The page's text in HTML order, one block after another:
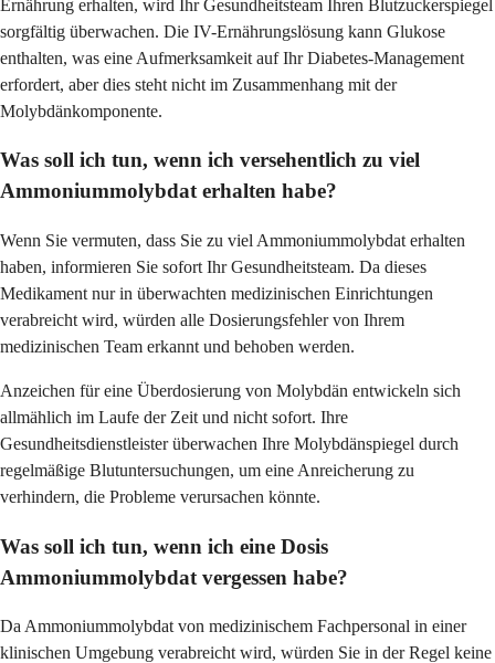
Ernährung erhalten, wird Ihr Gesundheitsteam Ihren Blutzuckerspiegel
sorgfältig überwachen. Die IV-Ernährungslösung kann Glukose
enthalten, was eine Aufmerksamkeit auf Ihr Diabetes-Management
erfordert, aber dies steht nicht im Zusammenhang mit der
Molybdänkomponente.
Was soll ich tun, wenn ich versehentlich zu viel
Ammoniummolybdat erhalten habe?
Wenn Sie vermuten, dass Sie zu viel Ammoniummolybdat erhalten
haben, informieren Sie sofort Ihr Gesundheitsteam. Da dieses
Medikament nur in überwachten medizinischen Einrichtungen
verabreicht wird, würden alle Dosierungsfehler von Ihrem
medizinischen Team erkannt und behoben werden.
Anzeichen für eine Überdosierung von Molybdän entwickeln sich
allmählich im Laufe der Zeit und nicht sofort. Ihre
Gesundheitsdienstleister überwachen Ihre Molybdänspiegel durch
regelmäßige Blutuntersuchungen, um eine Anreicherung zu
verhindern, die Probleme verursachen könnte.
Was soll ich tun, wenn ich eine Dosis
Ammoniummolybdat vergessen habe?
Da Ammoniummolybdat von medizinischem Fachpersonal in einer
klinischen Umgebung verabreicht wird, würden Sie in der Regel keine